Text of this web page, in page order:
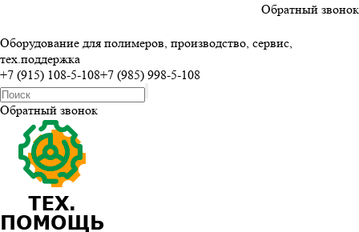
Обратный звонок
Оборудование для полимеров, производство, сервис,
тех.поддержка
+7 (915) 108-5-108+7 (985) 998-5-108
Обратный звонок